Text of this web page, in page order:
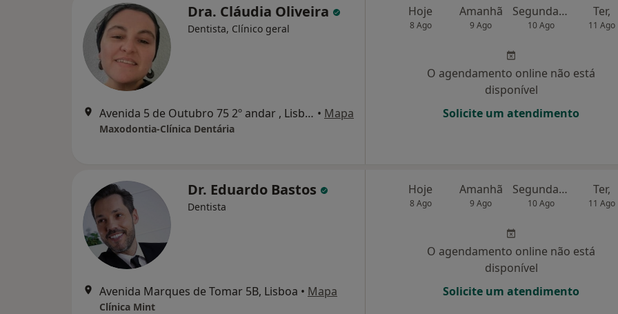
Dra. Cláudia Oliveira
Dentista, Clínico geral
Avenida 5 de Outubro 75 2º andar , Lisboa • Mapa
Maxodontia-Clínica Dentária
Hoje
8 Ago
Amanhã
9 Ago
Segunda-feira
10 Ago
Ter,
11 Ago
O agendamento online não está
disponível
Solicite um atendimento
Dr. Eduardo Bastos
Dentista
Avenida Marques de Tomar 5B, Lisboa • Mapa
Clínica Mint
Hoje
8 Ago
Amanhã
9 Ago
Segunda-feira
10 Ago
Ter,
11 Ago
O agendamento online não está
disponível
Solicite um atendimento